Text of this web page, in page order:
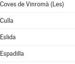
Coves de Vinromà (Les)
Culla
Eslida
Espadilla